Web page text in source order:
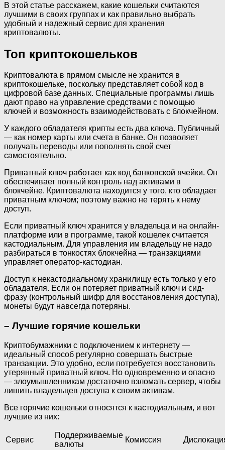
В этой статье расскажем, какие кошельки считаются
лучшими в своих группах и как правильно выбрать
удобный и надежный сервис для хранения
криптовалюты.
Топ криптокошельков
Криптовалюта в прямом смысле не хранится в
криптокошельке, поскольку представляет собой код в
цифровой базе данных. Специальные программы лишь
дают право на управление средствами с помощью
ключей и возможность взаимодействовать с блокчейном.
У каждого обладателя крипты есть два ключа. Публичный
— как номер карты или счета в банке. Он позволяет
получать переводы или пополнять свой счет
самостоятельно.
Приватный ключ работает как код банковской ячейки. Он
обеспечивает полный контроль над активами в
блокчейне. Криптовалюта находится у того, кто обладает
приватным ключом; поэтому важно не терять к нему
доступ.
Если приватный ключ хранится у владельца и на онлайн-
платформе или в программе, такой кошелек считается
кастодиальным. Для управления им владельцу не надо
разбираться в тонкостях блокчейна — транзакциями
управляет оператор-кастодиан.
Доступ к некастодиальному хранилищу есть только у его
обладателя. Если он потеряет приватный ключ и сид-
фразу (контрольный шифр для восстановления доступа),
монеты будут навсегда потеряны.
– Лучшие горячие кошельки
Криптобумажники с подключением к интернету —
идеальный способ регулярно совершать быстрые
транзакции. Это удобно, если потребуется восстановить
утерянный приватный ключ. Но одновременно и опасно
— злоумышленникам достаточно взломать сервер, чтобы
лишить владельцев доступа к своим активам.
Все горячие кошельки относятся к кастодиальным, и вот
лучшие из них:
Сервис
Поддерживаемые
валюты
Комиссия